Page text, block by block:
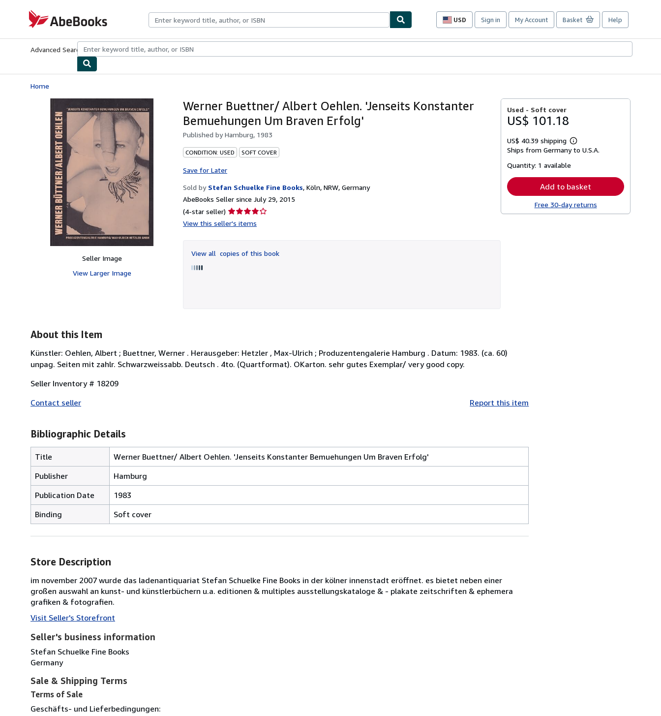
AbeBooks.com
USD
Site
preferences
Sign in My Account Basket Help
Advanced Search Browse CollectionsRare BooksArt & Collectibles
Home
Seller Image
View Larger Image
Werner Buettner/ Albert Oehlen. 'Jenseits Konstanter
Bemuehungen Um Braven Erfolg'
Published byHamburg, 1983
CONDITION: USED SOFT COVER
Save for Later
Sold by Stefan Schuelke Fine Books, Köln, NRW, Germany
AbeBooks Seller since July 29, 2015
(4-star seller) Seller
rating
of
5
View this seller's items
View all copies of this book
Used - Soft cover
US$ 101.18
US$ 40.39 shipping
Learn
more
Ships from Germany to U.S.A.
Quantity: 1 available
Add to basket
Free 30-day returns
About this Item
Künstler: Oehlen, Albert ; Buettner, Werner . Herausgeber: Hetzler , Max-Ulrich ; Produzentengalerie Hamburg . Datum: 1983. (ca. 60)
unpag. Seiten mit zahlr. Schwarzweissabb. Deutsch . 4to. (Quartformat). OKarton. sehr gutes Exemplar/ very good copy.
Seller Inventory # 18209
Contact seller
Report this item
Bibliographic Details
Title
Werner Buettner/ Albert Oehlen. 'Jenseits Konstanter Bemuehungen Um Braven Erfolg'
Publisher
Hamburg
Publication Date
1983
Binding
Soft cover
Store Description
im november 2007 wurde das ladenantiquariat Stefan Schuelke Fine Books in der kölner innenstadt eröffnet. es bietet neben einer
großen auswahl an kunst- und künstlerbüchern u.a. editionen & multiples ausstellungskataloge & - plakate zeitschriften & ephemera
grafiken & fotografien.
Visit Seller's Storefront
Seller's business information
Stefan Schuelke Fine Books
Germany
Sale & Shipping Terms
Terms of Sale
Geschäfts- und Lieferbedingungen: